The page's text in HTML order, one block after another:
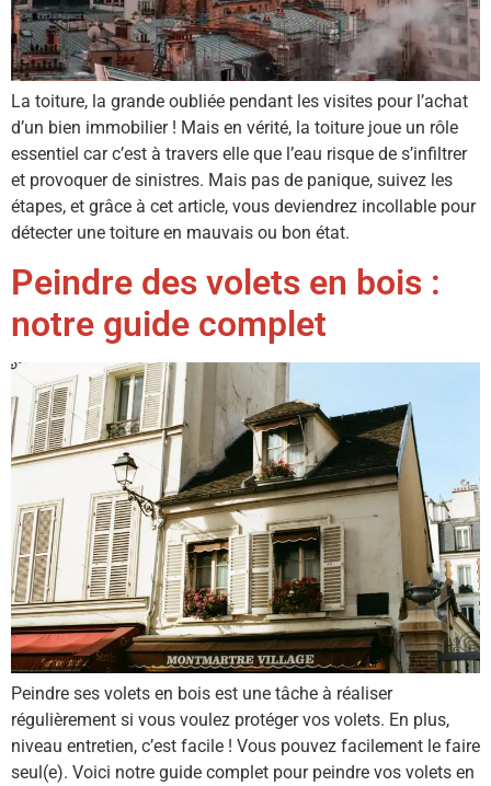
La toiture, la grande oubliée pendant les visites pour l’achat
d’un bien immobilier ! Mais en vérité, la toiture joue un rôle
essentiel car c’est à travers elle que l’eau risque de s’infiltrer
et provoquer de sinistres. Mais pas de panique, suivez les
étapes, et grâce à cet article, vous deviendrez incollable pour
détecter une toiture en mauvais ou bon état.
Peindre des volets en bois :
notre guide complet
Peindre ses volets en bois est une tâche à réaliser
régulièrement si vous voulez protéger vos volets. En plus,
niveau entretien, c’est facile ! Vous pouvez facilement le faire
seul(e). Voici notre guide complet pour peindre vos volets en